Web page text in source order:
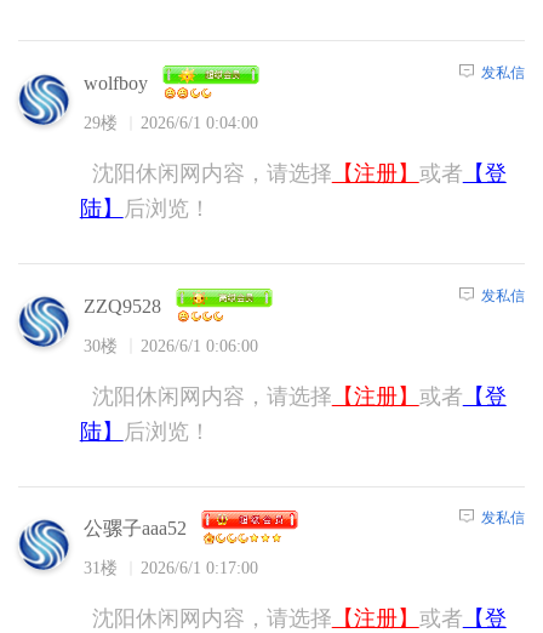
wolfboy
29楼 2026/6/1 0:04:00
发私信
沈阳休闲网内容，请选择 【注册】 或者 【登
陆】
后浏览！
ZZQ9528
30楼 2026/6/1 0:06:00
发私信
沈阳休闲网内容，请选择 【注册】 或者 【登
陆】
后浏览！
公骡子aaa52
31楼 2026/6/1 0:17:00
发私信
沈阳休闲网内容，请选择 【注册】 或者 【登